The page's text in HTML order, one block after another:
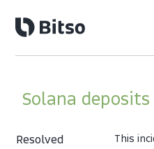
Solana
Resolved This